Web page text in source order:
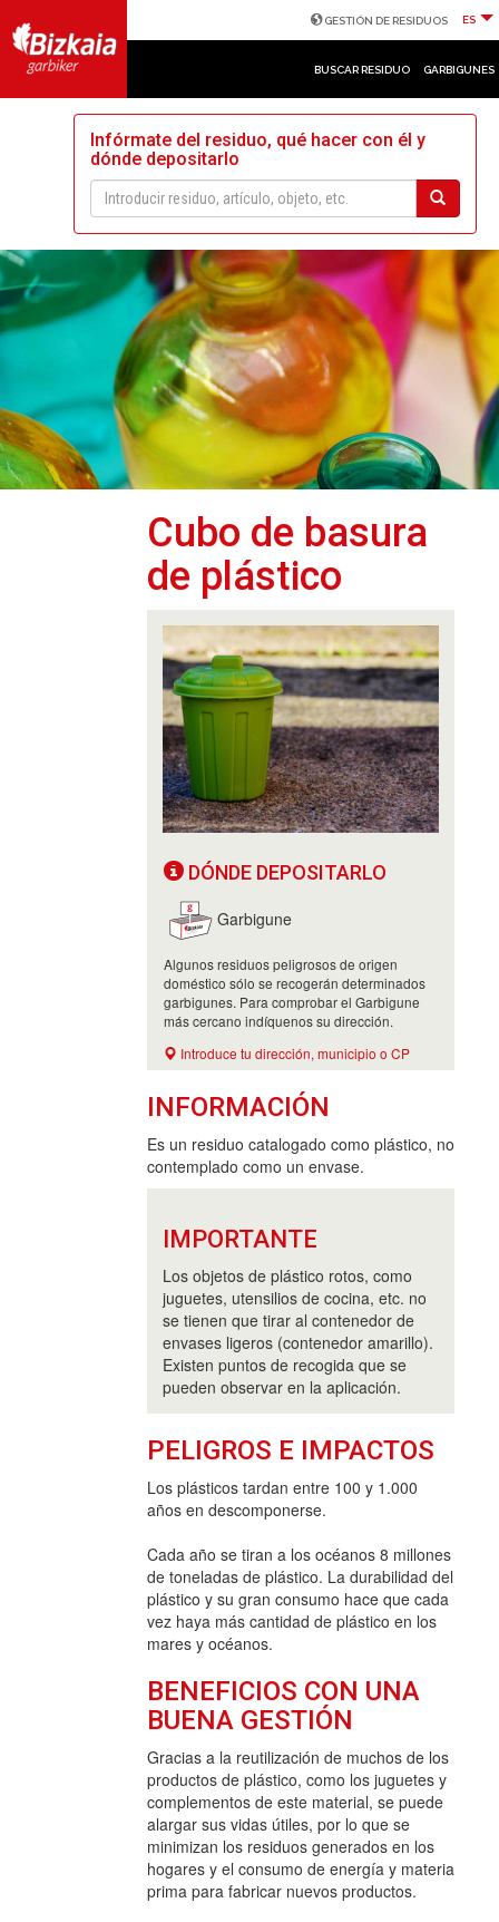
GESTIÓN DE RESIDUOS ES
BUSCAR RESIDUO GARBIGUNES
Infórmate del residuo, qué hacer con él y
dónde depositarlo
Cubo de basura
de plástico
DÓNDE DEPOSITARLO
Garbigune
Algunos residuos peligrosos de origen
doméstico sólo se recogerán determinados
garbigunes. Para comprobar el Garbigune
más cercano indíquenos su dirección.
Introduce tu dirección, municipio o CP
INFORMACIÓN
Es un residuo catalogado como plástico, no
contemplado como un envase.
IMPORTANTE
Los objetos de plástico rotos, como
juguetes, utensilios de cocina, etc. no
se tienen que tirar al contenedor de
envases ligeros (contenedor amarillo).
Existen puntos de recogida que se
pueden observar en la aplicación.
PELIGROS E IMPACTOS
Los plásticos tardan entre 100 y 1.000
años en descomponerse.
Cada año se tiran a los océanos 8 millones
de toneladas de plástico. La durabilidad del
plástico y su gran consumo hace que cada
vez haya más cantidad de plástico en los
mares y océanos.
BENEFICIOS CON UNA
BUENA GESTIÓN
Gracias a la reutilización de muchos de los
productos de plástico, como los juguetes y
complementos de este material, se puede
alargar sus vidas útiles, por lo que se
minimizan los residuos generados en los
hogares y el consumo de energía y materia
prima para fabricar nuevos productos.